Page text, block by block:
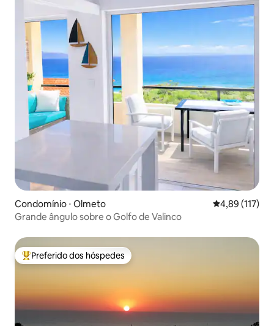
Condomínio ⋅ Olmeto 4,89 de uma
4,89 (117)
Grande ângulo sobre o Golfo de Valinco
Entre os melhores preferidos dos hóspedes
Preferido dos hóspedes